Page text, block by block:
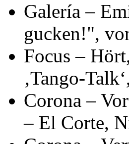
Galería –
gucken!",
Focus –
‚Tango-
Corona –
– El Corte,